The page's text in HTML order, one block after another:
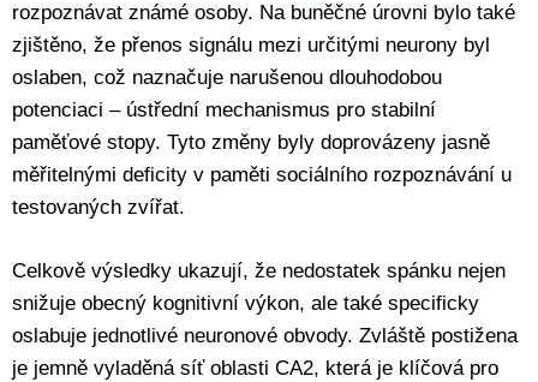
rozpoznávat známé osoby. Na buněčné úrovni bylo také
zjištěno, že přenos signálu mezi určitými neurony byl
oslaben, což naznačuje narušenou dlouhodobou
potenciaci – ústřední mechanismus pro stabilní
paměťové stopy. Tyto změny byly doprovázeny jasně
měřitelnými deficity v paměti sociálního rozpoznávání u
testovaných zvířat.
Celkově výsledky ukazují, že nedostatek spánku nejen
snižuje obecný kognitivní výkon, ale také specificky
oslabuje jednotlivé neuronové obvody. Zvláště postižena
je jemně vyladěná síť oblasti CA2, která je klíčová pro